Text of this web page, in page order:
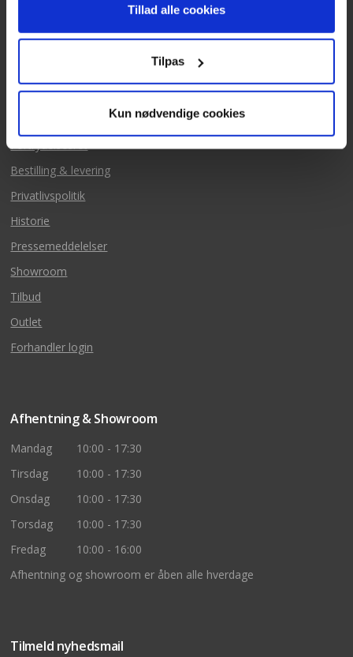
Tillad alle cookies
Tilpas
Kun nødvendige cookies
Mere fra Texas
Salgs & leveringsbetingelse
Fortrydelsesret
Bestilling & levering
Privatlivspolitik
Historie
Pressemeddelelser
Showroom
Tilbud
Outlet
Forhandler login
Afhentning & Showroom
Mandag
10:00 - 17:30
Tirsdag
10:00 - 17:30
Onsdag
10:00 - 17:30
Torsdag
10:00 - 17:30
Fredag
10:00 - 16:00
Afhentning og showroom er åben alle hverdage
Tilmeld nyhedsmail